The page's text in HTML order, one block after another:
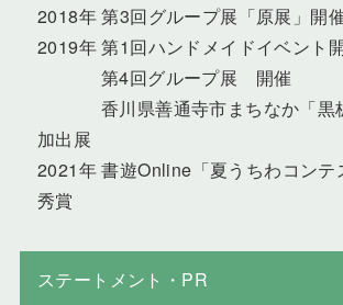
2018年 第3回グループ展「原展」開
2019年 第1回ハンドメイドイベント
第4回グループ展 開催
香川県善通寺市まちなか「黒
加出展
2021年 書遊Online「夏うちわコンテ
秀賞
ステートメント・PR